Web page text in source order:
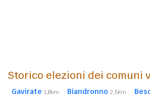
Storico elezioni dei comuni
Gavirate 1,8km Biandronno 2,5km